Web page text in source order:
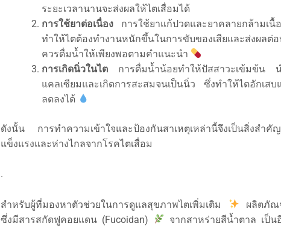
ระยะเวลานานจะส่งผลให้ไตเสื่อมได้
การใช้ยาต่อเนื่อง การใช้ยาแก้ปวดและยาคลายกล้ามเนื้
ทำให้ไตต้องทำงานหนักขึ้นในการขับของเสียและส่งผล
ควรดื่มน้ำให้เพียงพอตามคำแนะนำ
การเกิดนิ่วในไต การดื่มน้ำน้อยทำให้ปัสสาวะเข้มข้น น
แคลเซียมและเกิดการสะสมจนเป็นนิ่ว ซึ่งทำให้ไตอักเสบ
ลดลงได้
ดังนั้น การทำความเข้าใจและป้องกันสาเหตุเหล่านี้จึงเป็นสิ่งสำคั
แข็งแรงและห่างไกลจากโรคไตเสื่อม
.
สำหรับผู้ที่มองหาตัวช่วยในการดูแลสุขภาพไตเพิ่มเติม
ผลิตภัณ
ซึ่งมีสารสกัดฟูคอยแดน (Fucoidan)
จากสาหร่ายสีน้ำตาล เป็น